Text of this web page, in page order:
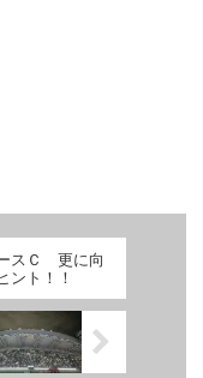
スＣ 更に向
ント！！